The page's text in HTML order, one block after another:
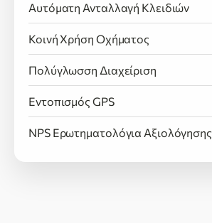
Αυτόματη Ανταλλαγή Κλειδιών
Κοινή Χρήση Οχήματος
Πολύγλωσση Διαχείριση
Εντοπισμός GPS
NPS Ερωτηματολόγια Αξιολόγησης